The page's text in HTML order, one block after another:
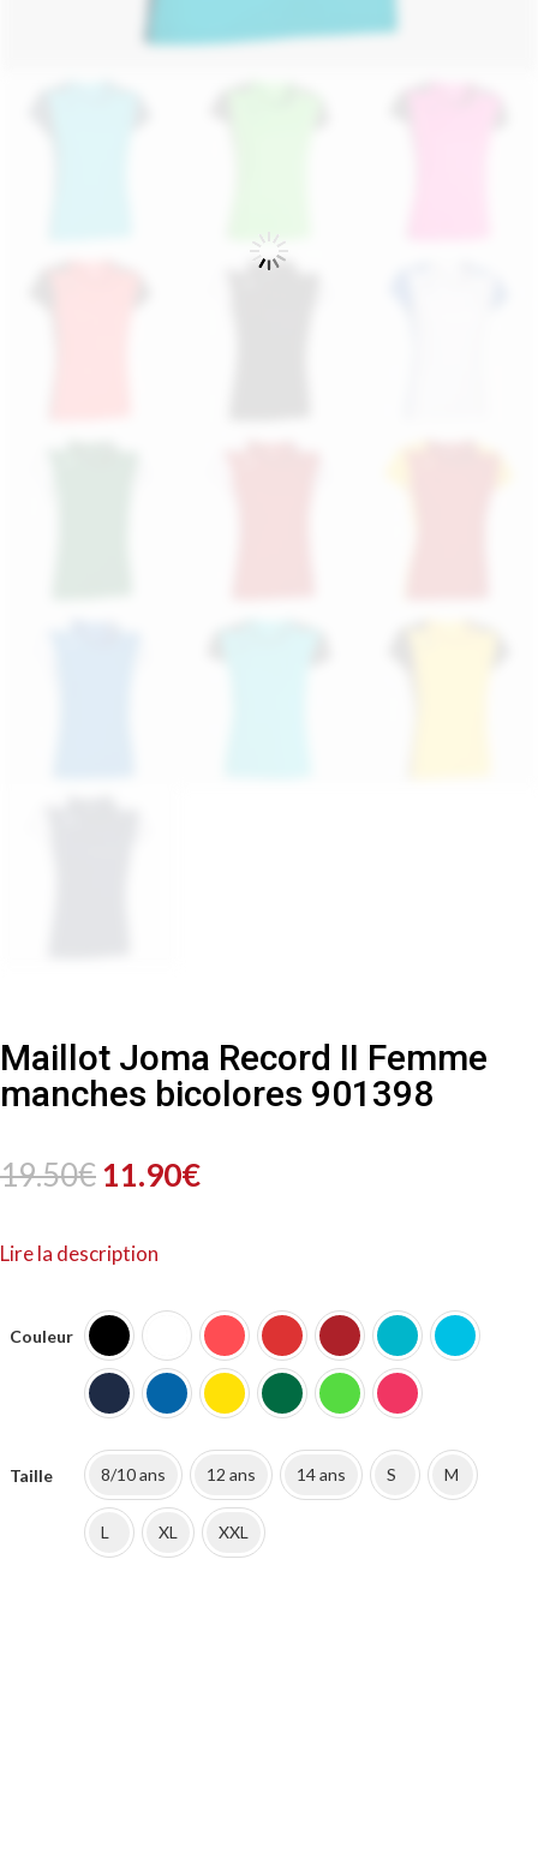
Maillot Joma Record II Femme
manches bicolores 901398
19.50€ Le
était :
19.50€.
11.90€Le
est :
11.90€.
Lire la description
Couleur
Taille 8/10 ans 12 ans 14 ans S M
L XL XXL